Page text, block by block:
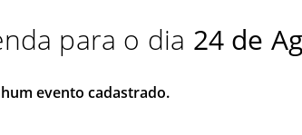
para o dia 24 de
evento cadastrado.